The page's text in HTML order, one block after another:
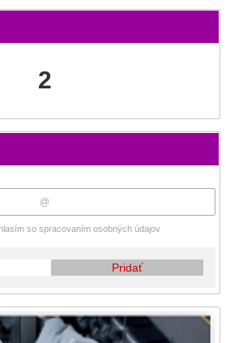
2
so spracovaním osobných údajov
Pridať